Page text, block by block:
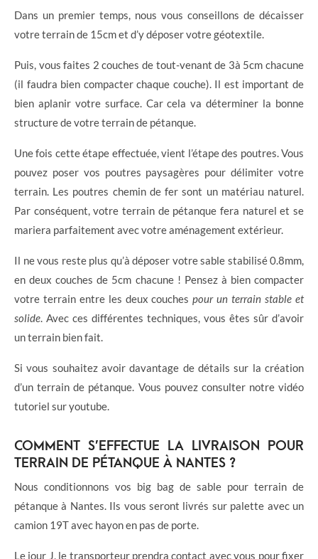
Dans un premier temps, nous vous conseillons de décaisser
votre terrain de 15cm et d’y déposer votre géotextile.
Puis, vous faites 2 couches de tout-venant de 3à 5cm chacune
(il faudra bien compacter chaque couche). Il est important de
bien aplanir votre surface. Car cela va déterminer la bonne
structure de votre terrain de pétanque.
Une fois cette étape effectuée, vient l’étape des poutres. Vous
pouvez poser vos poutres paysagères pour délimiter votre
terrain. Les poutres chemin de fer sont un matériau naturel.
Par conséquent, votre terrain de pétanque fera naturel et se
mariera parfaitement avec votre aménagement extérieur.
Il ne vous reste plus qu’à déposer votre sable stabilisé 0.8mm,
en deux couches de 5cm chacune ! Pensez à bien compacter
votre terrain entre les deux couchespour un terrain stable et
solide . Avec ces différentes techniques, vous êtes sûr d’avoir
un terrain bien fait.
Si vous souhaitez avoir davantage de détails sur la création
d’un terrain de pétanque. Vous pouvez consulter notre vidéo
tutoriel sur youtube.
COMMENT S’EFFECTUE LA LIVRAISON POUR
TERRAIN DE PÉTANQUE À NANTES ?
Nous conditionnons vos big bag de sable pour terrain de
pétanque à Nantes. Ils vous seront livrés sur palette avec un
camion 19T avec hayon en pas de porte.
Le jour J, le transporteur prendra contact avec vous pour fixer